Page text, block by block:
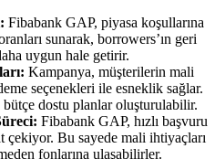
Fibabank GAP, piyasa koşullarına
sunarak, borrowers’ın geri
uygun hale getirir.
Kampanya, müşterilerin mali
seçenekleri ile esneklik sağlar.
dostu planlar oluşturulabilir.
Fibabank GAP, hızlı başvuru
çekiyor. Bu sayede mali ihtiyaçları
fonlarına ulaşabilirler.